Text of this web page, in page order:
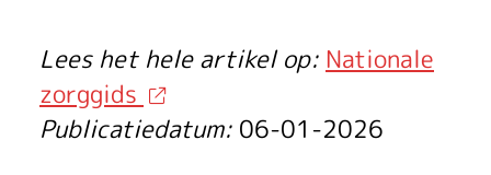
n
d
Lees het hele artikel op: Nationale
zorggids
Publicatiedatum: 06-01-2026